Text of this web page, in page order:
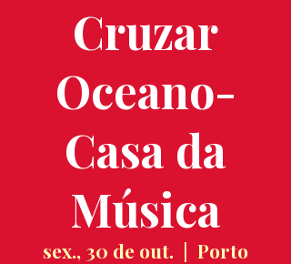
Cruzar
Oceano-
Casa da
Música
sex., 30 de out.
  |
Porto